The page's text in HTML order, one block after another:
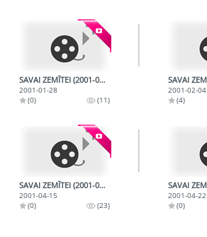
SAVAI ZEMĪTEI (2001-01-28)
2001-01-28
(0)
(11)
2001-02-04
(4)
SAVAI ZEMĪTEI (2001-04-15)
2001-04-15
(0)
(23)
2001-04-22
(0)